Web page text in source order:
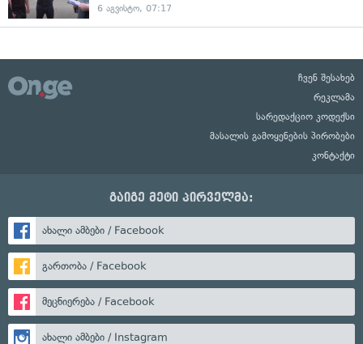
6 აგვისტო, 07:17
ჩვენ შესახებ
რეკლამა
სარედაქციო კოდექსი
მასალის გამოყენების პირობები
კონტაქტი
გაიგე მეტი პირველმა:
ახალი ამბები / Facebook
გართობა / Facebook
მეცნიერება / Facebook
ახალი ამბები / Instagram